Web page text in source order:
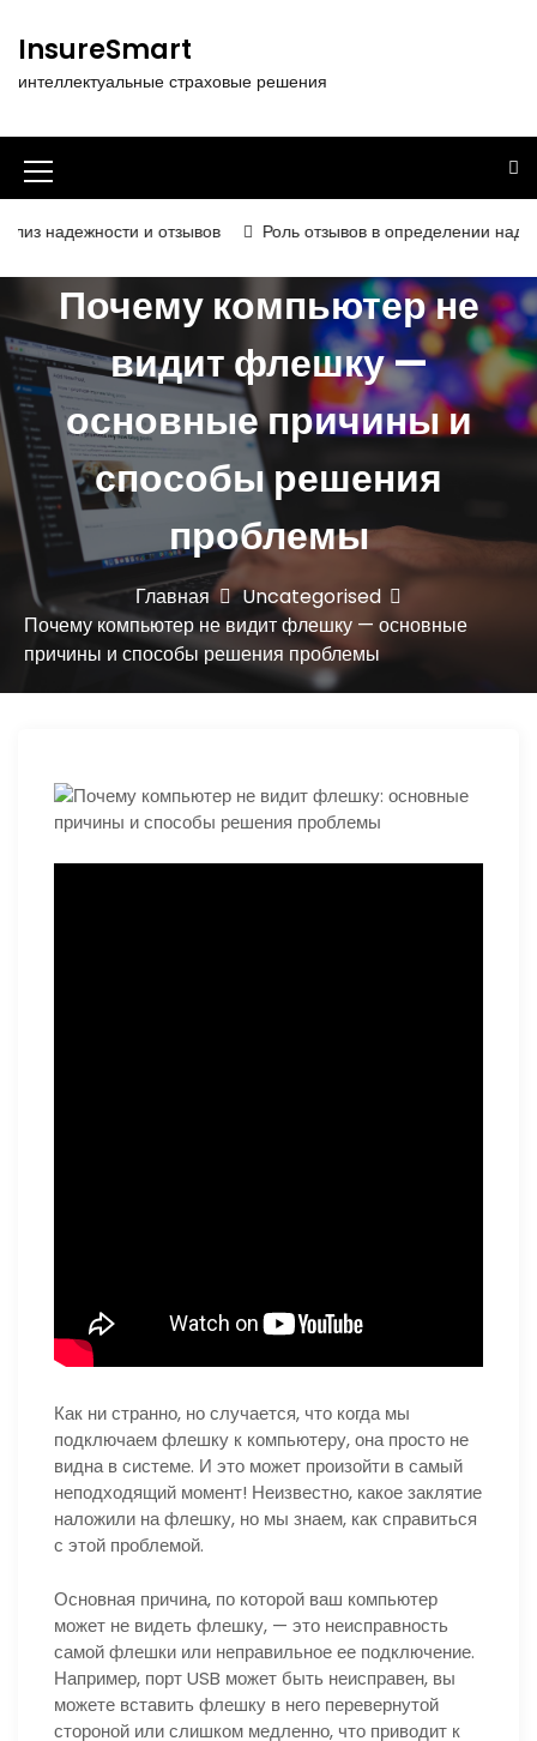
т
к
д
ж
м
о
м
InsureSmart
интеллектуальные страховые решения
И
к
о
к
а
м
е
н
ю
и отзывов Роль отзывов в определении надёжности и
Почему компьютер не
видит флешку —
основные причины и
способы решения
проблемы
Главная
Uncategorised
Почему компьютер не видит флешку — основные
причины и способы решения проблемы
Как ни странно, но случается, что когда мы
подключаем флешку к компьютеру, она просто не
видна в системе. И это может произойти в самый
неподходящий момент! Неизвестно, какое заклятие
наложили на флешку, но мы знаем, как справиться
с этой проблемой.
Основная причина, по которой ваш компьютер
может не видеть флешку, — это неисправность
самой флешки или неправильное ее подключение.
Например, порт USB может быть неисправен, вы
можете вставить флешку в него перевернутой
стороной или слишком медленно, что приводит к
l